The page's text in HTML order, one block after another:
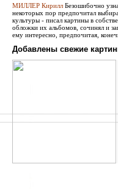
МИЛЛЕР Кирилл Безошибочно
некоторых пор предпочитал
культуры - писал картины в
обложки их альбомов, сочинял и
ему интересно, предпочитая,
Добавлены свежие